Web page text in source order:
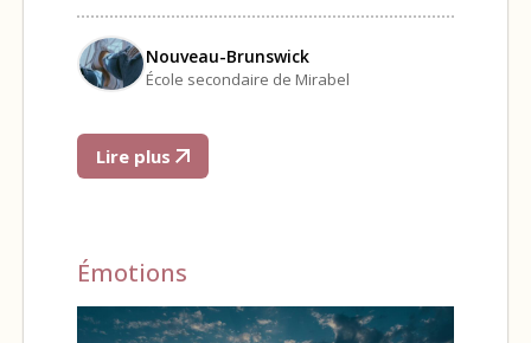
Nouveau-Brunswick
École secondaire de Mirabel
Lire plus
Émotions